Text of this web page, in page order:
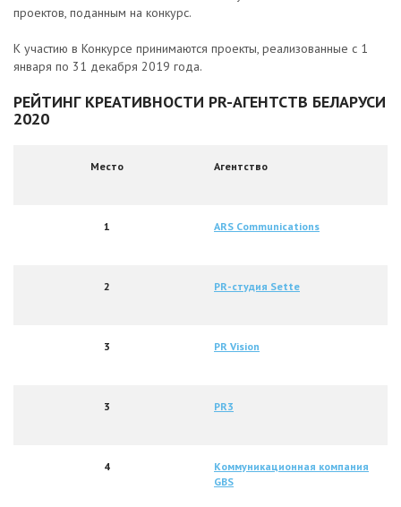
проектов, поданным на конкурс.
К участию в Конкурсе принимаются проекты, реализованные с 1
января по 31 декабря 2019 года.
РЕЙТИНГ КРЕАТИВНОСТИ PR-АГЕНТСТВ БЕЛАРУСИ
2020
Место Агентство
1 ARS Communications
2 PR-студия Sette
3 PR Vision
3 PR3
4
Коммуникационная компания
GBS